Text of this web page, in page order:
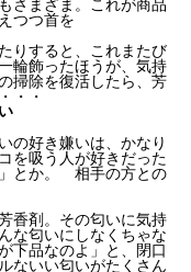
さまざま。これが商品
つつ首を
りすると、これまたび
輪飾ったほうが、気持
掃除を復活したら、芳
・・
の好き嫌いは、かなり
を吸う人が好きだった
とか。 相手の方との
香剤。その匂いに気持
な匂いにしなくちゃな
下品なのよ」と、閉口
ないい匂いがたくさん